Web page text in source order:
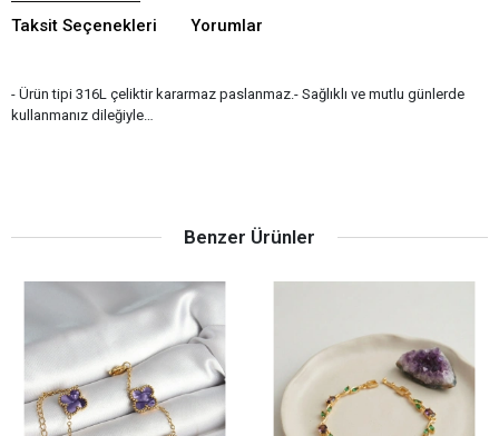
Taksit Seçenekleri Yorumlar
- Ürün tipi 316L çeliktir kararmaz paslanmaz.- Sağlıklı ve mutlu günlerde
kullanmanız dileğiyle…
Benzer Ürünler